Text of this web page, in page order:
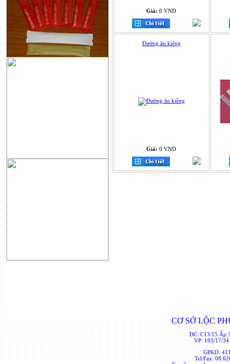
Giá:0 VND
Đường ăn kiêng
Giá:0 VND
CƠ SỞ LỘC
ĐC: C13/15 Ấp
VP: 193/17/
GPKD:
Tel/Fax: